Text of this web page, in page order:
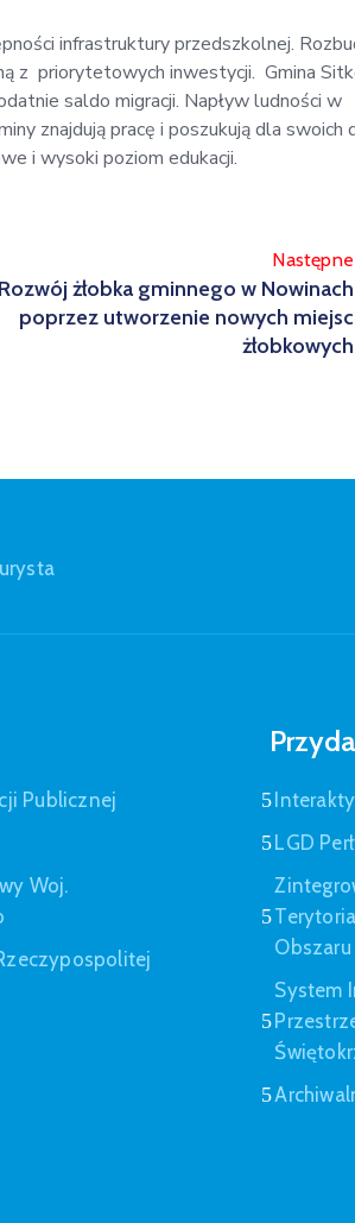
infrastruktury przedszkolnej.
z priorytetowych inwestycji. Gmina
saldo migracji. Napływ ludności w
znajdują pracę i poszukują dla swoich
i wysoki poziom edukacji.
Następne
Rozwój żłobka gminnego w Nowinach
poprzez utworzenie nowych miejsc
żłobkowych
Publicznej
Woj.
LGD
System